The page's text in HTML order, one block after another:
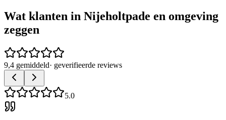
Wat klanten in Nijeholtpade en omgeving
zeggen
9,4 gemiddeld· geverifieerde reviews
5.0